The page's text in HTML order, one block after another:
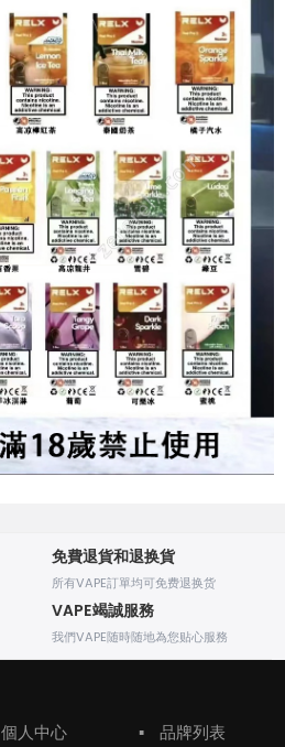
免費退貨和退换貨
所有VAPE訂單均可免费退换货
VAPE竭誠服務
我們VAPE随時随地為您贴心服務
個人中心 ▪ 品牌列表